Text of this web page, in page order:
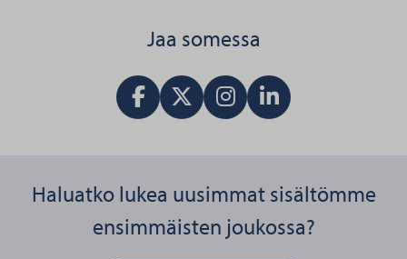
Jaa somessa
Haluatko lukea uusimmat sisältömme
ensimmäisten joukossa?